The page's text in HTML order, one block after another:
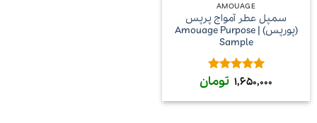
AMOUAGE
سمپل عطر آمواج پرپس
(پورپس) | Amouage Purpose
Sample
امتیاز 5از 1,650,000 تومان